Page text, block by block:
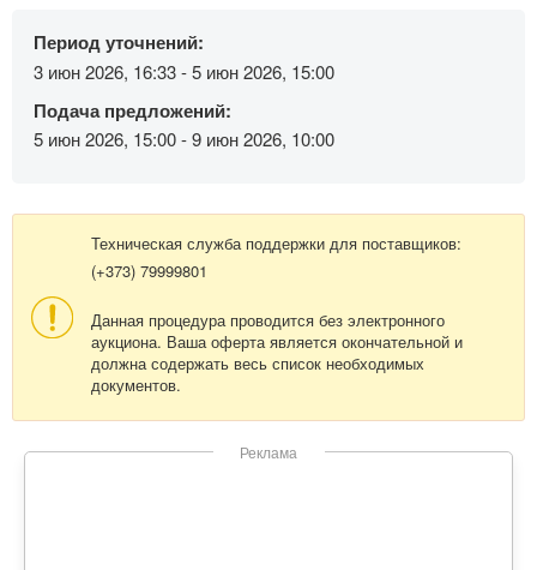
Период уточнений:
3 июн 2026, 16:33 - 5 июн 2026, 15:00
Подача предложений:
5 июн 2026, 15:00 - 9 июн 2026, 10:00
Техническая служба поддержки для поставщиков:
(+373) 79999801
Данная процедура проводится без электронного
аукциона. Ваша оферта является окончательной и
должна содержать весь список необходимых
документов.
Реклама